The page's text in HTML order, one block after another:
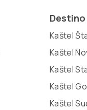
Destino
Kaštel
Kaštel
Kaštel
Kaštel
Kaštel